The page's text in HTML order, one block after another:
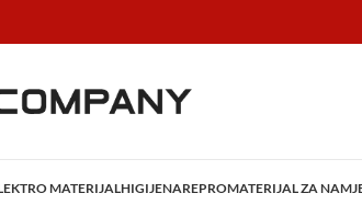
MATERIJALHIGIJENAREPROMATERIJAL ZA